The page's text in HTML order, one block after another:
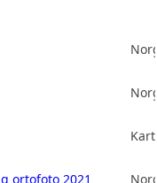
ortofoto 2021